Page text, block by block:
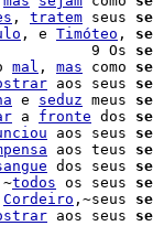
, tratem seus
, e Timóteo ,
9 Os
mal , mas como
aos seus
e seduz meus
a fronte dos
aos seus
aos teus
dos seus
todos os seus
Cordeiro ,~seus
aos seus